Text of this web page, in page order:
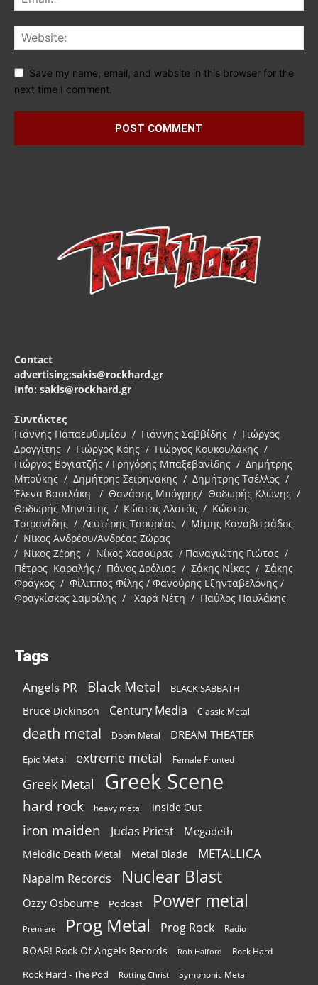
Save my name, email, and website in this browser for the
next time I comment.
Contact
advertising:sakis@rockhard.gr
Info: sakis@rockhard.gr
Συντάκτες
Γιάννης Παπαευθυμίου / Γιάννης Σαββίδης / Γιώργος
Δρογγίτης / Γιώργος Κόης / Γιώργος Κουκουλάκης /
Γιώργος Βογιατζής / Γρηγόρης Μπαξεβανίδης / Δημήτρης
Μπούκης / Δημήτρης Σειρηνάκης / Δημήτρης Τσέλλος /
Έλενα Βασιλάκη / Θανάσης Μπόγρης/ Θοδωρής Κλώνης /
Θοδωρής Μηνιάτης / Κώστας Αλατάς / Κώστας
Τσιρανίδης / Λευτέρης Τσουρέας / Μίμης Καναβιτσάδος
/ Νίκος Ανδρέου/Ανδρέας Ζώρας
/ Νίκος Ζέρης / Νίκος Χασούρας / Παναγιώτης Γιώτας /
Πέτρος Καραλής / Πάνος Δρόλιας / Σάκης Νίκας / Σάκης
Φράγκος / Φίλιππος Φίλης / Φανούρης Εξηνταβελόνης /
Φραγκίσκος Σαμοΐλης / Χαρά Νέτη / Παύλος Παυλάκης
Tags
Angels PR Black Metal BLACK SABBATH
Bruce Dickinson Century Media Classic Metal
death metal Doom Metal DREAM THEATER
Epic Metal extreme metal Female Fronted
Greek Metal Greek Scene
hard rock heavy metal Inside Out
iron maiden Judas Priest Megadeth
Melodic Death Metal Metal Blade METALLICA
Napalm Records Nuclear Blast
Ozzy Osbourne Podcast Power metal
Premiere Prog Metal Prog Rock Radio
ROAR! Rock Of Angels Records Rob Halford Rock Hard
Rock Hard - The Pod Rotting Christ Symphonic Metal